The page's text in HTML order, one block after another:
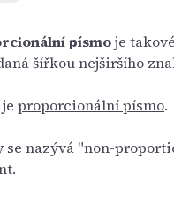
písmoje
šířkou nejširšího
proporcionální písmo.
nazývá "non-